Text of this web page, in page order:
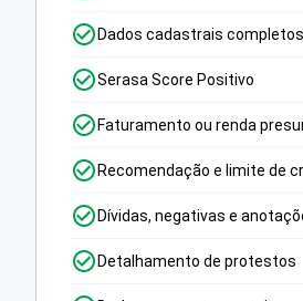
Dados cadastrais completos
Serasa Score Positivo
Faturamento ou renda
Recomendação e limite de
Dívidas, negativas e
Detalhamento de protestos